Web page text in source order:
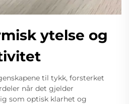
ytelse og
til tykk, forsterket
når det gjelder
som optisk klarhet og